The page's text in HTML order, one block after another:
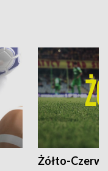
Żółto-